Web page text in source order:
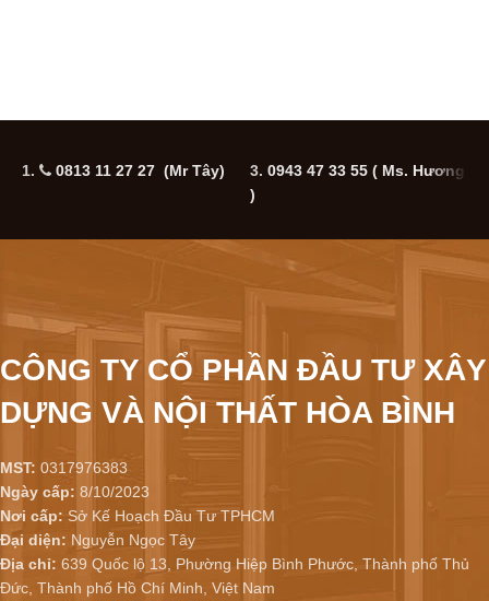
1. 0813 11 27 27 (Mr Tây) 3. 0943 47 33 55 ( Ms. Hương
)
CÔNG TY CỔ PHẦN ĐẦU TƯ XÂY
DỰNG VÀ NỘI THẤT HÒA BÌNH
MST: 0317976383
Ngày cấp: 8/10/2023
Nơi cấp: Sở Kế Hoạch Đầu Tư TPHCM
Đại diện: Nguyễn Ngọc Tây
Địa chỉ: 639 Quốc lộ 13, Phường Hiệp Bình Phước, Thành phố Thủ
Đức, Thành phố Hồ Chí Minh, Việt Nam